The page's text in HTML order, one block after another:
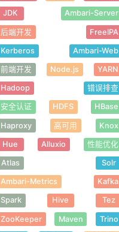
JDK Ambari-Server
后端开发 FreeIPA
Kerberos Ambari-Web
前端开发 Node.js YARN
Hadoop 错误排查
安全认证 HDFS HBase
Haproxy 高可用 Knox
Hue Alluxio 性能优化
Atlas Solr
Ambari-Metrics Kafka
Spark Hive Tez
ZooKeeper Maven Trino